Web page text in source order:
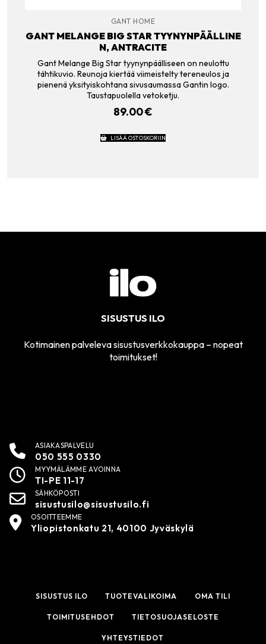
GANT HOME
GANT MELANGE BIG STAR TYYNYNPÄÄLLINE
N, ANTRACITE
Gant Melange Big Star tyynynpäälliseen on neulottu
tähtikuvio. Reunoja kiertää viimeistelty tereneulos ja
pienenä yksityiskohtana sivusaumassa Gantin logo.
Taustapuolella vetoketju.
89.00€
LISÄÄ OSTOSKORIIN
SISUSTUS ILO
Kotimainen palveleva sisustusverkkokauppa – nopeat
toimitukset!
ASIAKASPALVELU
050 555 0330
MYYMÄLÄMME AVOINNA
TI-PE 11-17
SÄHKÖPOSTI
sisustusilo@sisustusilo.fi
OSOITTEEMME
Yliopistonkatu 21, 40100 Jyväskylä
SISUSTUS ILO TUOTEVALIKOIMA OMA TILI
TOIMITUSEHDOT TIETOSUOJASELOSTE
YHTEYSTIEDOT